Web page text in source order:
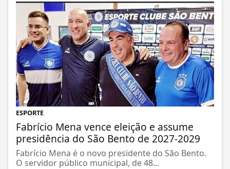
ESPORTE
Fabrício Mena vence eleição e assume
presidência do São Bento de 2027-2029
Fabrício Mena é o novo presidente do São Bento.
O servidor público municipal, de 48...